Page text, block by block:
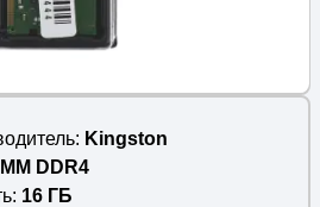
Kingston
DDR4
16 ГБ